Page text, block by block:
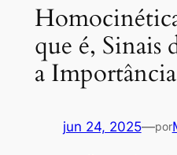
que é, Sinais
a
jun 24, 2025—por